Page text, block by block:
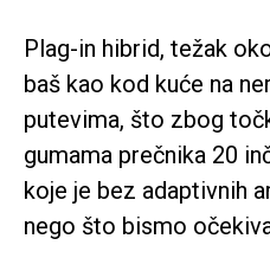
Plag-in hibrid, težak
baš kao kod kuće na
putevima, što zbog
gumama prečnika 20
koje je bez adaptivnih
nego što bismo